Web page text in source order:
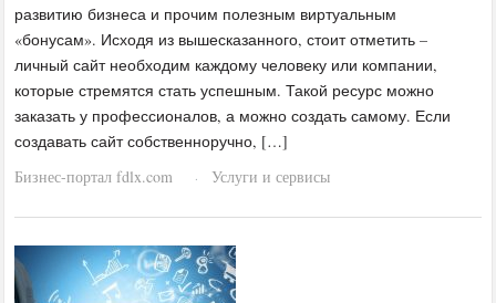
развитию бизнеса и прочим полезным виртуальным
«бонусам». Исходя из вышесказанного, стоит отметить –
личный сайт необходим каждому человеку или компании,
которые стремятся стать успешным. Такой ресурс можно
заказать у профессионалов, а можно создать самому. Если
создавать сайт собственноручно, […]
Бизнес-портал fdlx.com
· Услуги и сервисы